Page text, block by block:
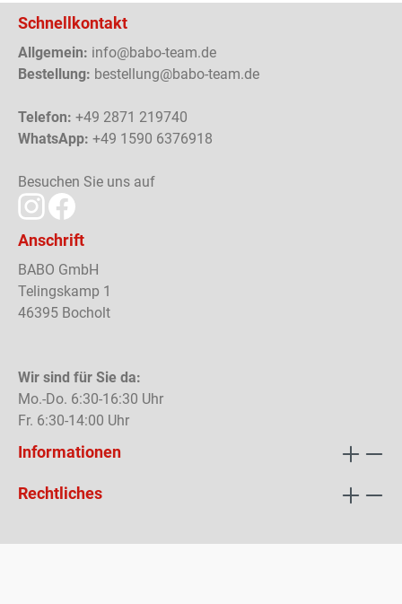
Schnellkontakt
Allgemein: info@babo-team.de
Bestellung: bestellung@babo-team.de
Telefon: +49 2871 219740
WhatsApp: +49 1590 6376918
Besuchen Sie uns auf
Anschrift
BABO GmbH
Telingskamp 1
46395 Bocholt
Wir sind für Sie da:
Mo.-Do. 6:30-16:30 Uhr
Fr. 6:30-14:00 Uhr
Informationen
Rechtliches